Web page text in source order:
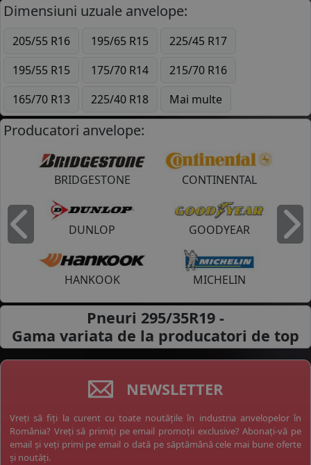
Dimensiuni uzuale anvelope:
205/55 R16 195/65 R15
225/45 R17
195/55 R15
175/70 R14
215/70 R16
165/70 R13
225/40 R18 Mai multe
Producatori anvelope:
BRIDGESTONE CONTINENTAL
DUNLOP GOODYEAR
HANKOOK MICHELIN
Inapoi
Pneuri 295/35R19 -
Gama variata de la producatori de top
NEWSLETTER
Vreți să fiți la curent cu toate noutățile în industria anvelopelor în
România? Vreți să primiți pe email promoții exclusive? Abonați-vă pe
email și veți primi pe email o dată pe săptămână cele mai bune oferte
și noutăți.